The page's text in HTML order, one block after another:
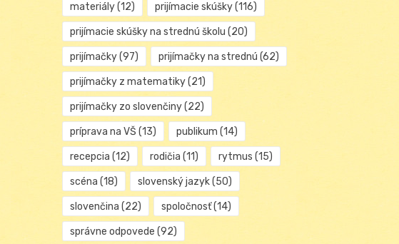
materiály(12) prijímacie skúšky(116)
prijímacie skúšky na strednú školu (20)
prijímačky(97) prijímačky na strednú (62)
prijímačky z matematiky(21)
prijímačky zo slovenčiny(22)
príprava na VŠ (13) publikum (14)
recepcia (12) rodičia (11) rytmus (15)
scéna (18) slovenský jazyk(50)
slovenčina (22) spoločnosť(14)
správne odpovede (92)